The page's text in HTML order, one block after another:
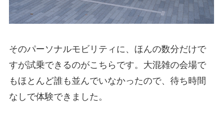
そのパーソナルモビリティに、ほんの数分だけで
すが試乗できるのがこちらです。大混雑の会場で
もほとんど誰も並んでいなかったので、待ち時間
なしで体験できました。